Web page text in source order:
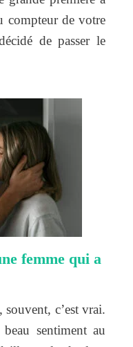
compteur de votre
de passer le
femme qui a
c’est vrai.
sentiment au